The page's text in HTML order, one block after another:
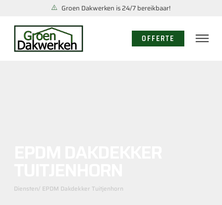
Groen Dakwerken is 24/7 bereikbaar!
OFFERTE
Diensten/ EPDM Dakdekker Tuitjenhorn